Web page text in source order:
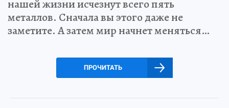
нашей жизни исчезнут всего пять
металлов. Сначала вы этого даже не
заметите. А затем мир начнет меняться…
ПРОЧИТАТЬ